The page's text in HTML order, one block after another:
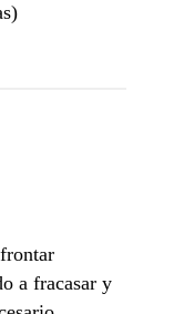
a fracasar y